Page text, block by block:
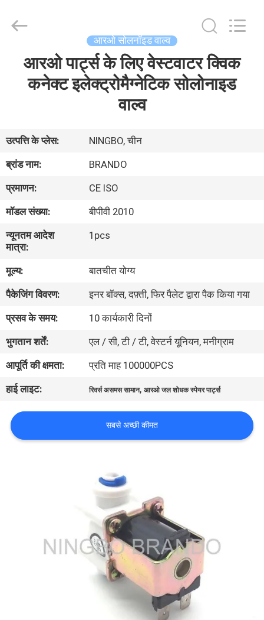
हमारे
बारे
में
कारखाने
का
गुणवत्ता
नियंत्रण
हमसे
संपर्क
करें
उद्धरण
साइटमैप
आरओ सोलनॉइड वाल्व
आरओ पार्ट्स के लिए वेस्टवाटर क्विक
कनेक्ट इलेक्ट्रोमैग्नेटिक सोलोनाइड
वाल्व
उत्पत्ति के प्लेस:
NINGBO, चीन
ब्रांड नाम:
BRANDO
प्रमाणन:
CE ISO
मॉडल संख्या:
बीपीवी 2010
न्यूनतम आदेश
मात्रा:
1pcs
मूल्य:
बातचीत योग्य
पैकेजिंग विवरण:
इनर बॉक्स, दफ़्ती, फिर पैलेट द्वारा पैक किया गया
प्रसव के समय:
10 कार्यकारी दिनों
भुगतान शर्तें:
एल / सी, टी / टी, वेस्टर्न यूनियन, मनीग्राम
आपूर्ति की क्षमता:
प्रति माह 100000PCS
हाई लाइट:
रिवर्स असमस सामान,आरओ जल शोधक स्पेयर पार्ट्स
सबसे अच्छी कीमत